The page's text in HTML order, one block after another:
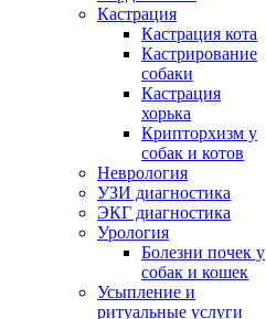
Кастрация
Кастрация кота
Кастрирование
собаки
Кастрация
хорька
Крипторхизм у
собак и котов
Неврология
УЗИ диагностика
ЭКГ диагностика
Урология
Болезни почек у
собак и кошек
Усыпление и
ритуальные услуги